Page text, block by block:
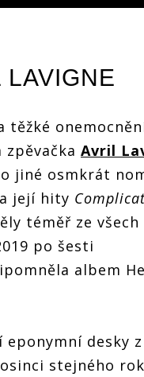
LAVIGNE
těžké
zpěvačka Avril
jiné osmkrát
její hity
téměř ze
po šesti
albem
eponymní desky
stejného